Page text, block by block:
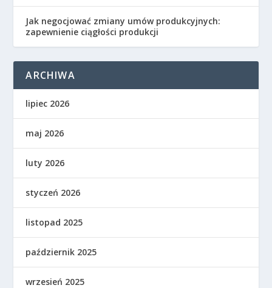
Jak negocjować zmiany umów produkcyjnych:
zapewnienie ciągłości produkcji
ARCHIWA
lipiec 2026
maj 2026
luty 2026
styczeń 2026
listopad 2025
październik 2025
wrzesień 2025